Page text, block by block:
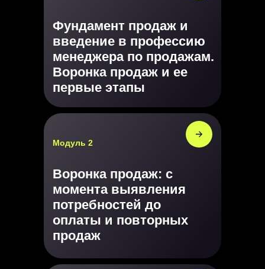
Фундамент продаж и
введение в профессию
менеджера по продажам.
Воронка продаж и ее
первые этапы
Воронка продаж: с
момента выявления
потребностей до
оплаты и повторных
продаж
Модуль 2